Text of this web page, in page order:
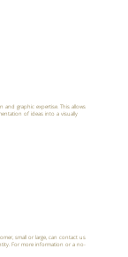
and graphic expertise. This allows
of ideas into a visually
small or large, can contact us
For more information or a no-